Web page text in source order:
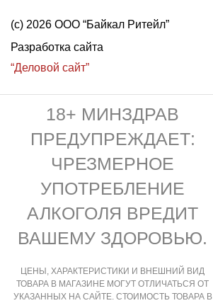
(с) 2026 ООО “Байкал Ритейл”
Разработка сайта
“Деловой сайт”
18+ МИНЗДРАВ
ПРЕДУПРЕЖДАЕТ:
ЧРЕЗМЕРНОЕ
УПОТРЕБЛЕНИЕ
АЛКОГОЛЯ ВРЕДИТ
ВАШЕМУ ЗДОРОВЬЮ.
ЦЕНЫ, ХАРАКТЕРИСТИКИ И ВНЕШНИЙ ВИД
ТОВАРА В МАГАЗИНЕ МОГУТ ОТЛИЧАТЬСЯ ОТ
УКАЗАННЫХ НА САЙТЕ. СТОИМОСТЬ ТОВАРА В